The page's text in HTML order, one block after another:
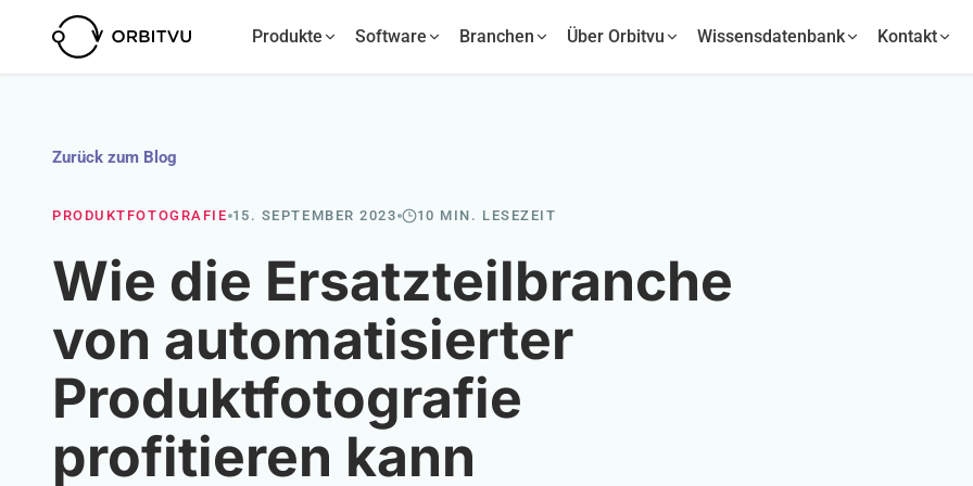
Produkte Software Branchen Über Orbitvu Wissensdatenbank Kontakt
Zurück zum Blog
PRODUKTFOTOGRAFIE 15. SEPTEMBER 2023 10 MIN. LESEZEIT
Wie die Ersatzteilbranche
von automatisierter
Produktfotografie
profitieren kann